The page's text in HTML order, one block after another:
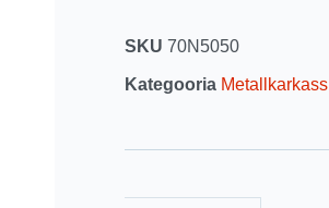
SKU 70N5050
Kategooria Metallkarkass